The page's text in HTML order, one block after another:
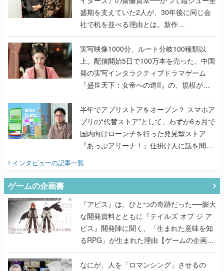
盛期を支えていた2人が、30年後に同じ会
社で机を並べる理由とは。新作
『TATSUJIN EXTREME』で初タッグを組
んだレジェンド2人に訊く開発秘話
実写映像1000分、ルート分岐100種類以
上。配信開始5日で100万本を売った、中国
発の実写インタラクティブドラマゲーム
『盛世天下：女帝への道II』の、規模が違
うこだわりをプロデューサーに聞いた
半年でアプリストアをオープン？ スマホア
プリの“代替ストア”として、わずか6ヵ月で
国内向けローンチを行った発見型ストア
『あっぷアリーナ！』仕掛け人に話を聞い
てみた
インタビューの記事一覧
ゲームの企画書
『アビス』は、ひとつの奇跡だった──膨大
な開発資料とともに『テイルズ オブ ジ ア
ビス』開発陣に聞く、「生まれた意味を知
るRPG」が生まれた理由【ゲームの企画
書】
なにが、人を「ロマンシング」させるの